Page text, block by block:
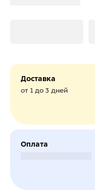
Доставка
от 1 до 3 дней
Оплата